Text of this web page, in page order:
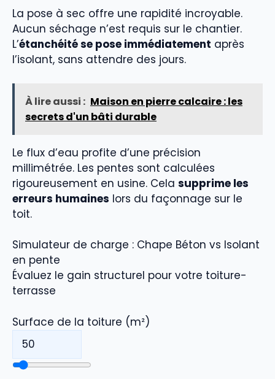
La pose à sec offre une rapidité incroyable.
Aucun séchage n’est requis sur le chantier.
L’étanchéité se pose immédiatement après
l’isolant, sans attendre des jours.
À lire aussi : Maison en pierre calcaire : les
secrets d'un bâti durable
Le flux d’eau profite d’une précision
millimétrée. Les pentes sont calculées
rigoureusement en usine. Cela supprime les
erreurs humaines lors du façonnage sur le
toit.
Simulateur de charge : Chape Béton vs Isolant
en pente
Évaluez le gain structurel pour votre toiture-
terrasse
Surface de la toiture (m²)